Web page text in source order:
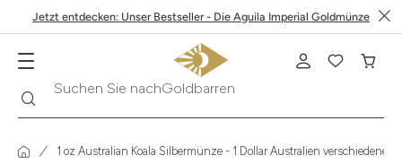
Jetzt entdecken: Unser Bestseller - Die Aguila Imperial Goldmünze
Suchen Sie nach
Goldbarren
1 oz Australian Koala Silbermünze - 1 Dollar Australien verschiedene